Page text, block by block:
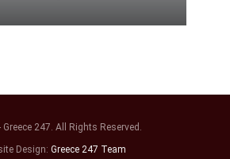
247. All Rights Reserved.
Design: Greece 247 Team